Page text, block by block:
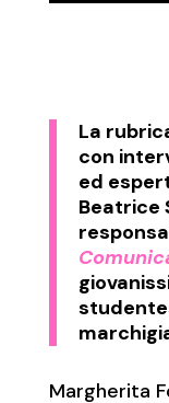
La
con
ed
Beatrice
Margherita